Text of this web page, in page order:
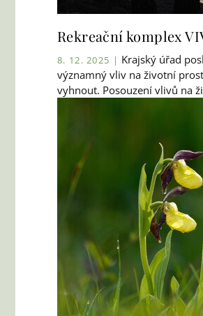
Rekreační komplex
8. 12. 2025 | Krajský úřad
významný vliv na životní
vyhnout. Posouzení vlivů na